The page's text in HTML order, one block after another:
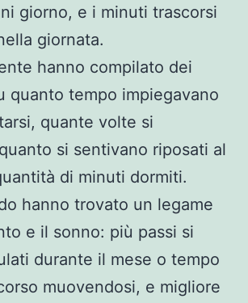
giorno, e i minuti trascorsi
giornata.
hanno compilato dei
quanto tempo impiegavano
quante volte si
si sentivano riposati al
di minuti dormiti.
hanno trovato un legame
e il sonno: più passi si
durante il mese o tempo
muovendosi, e migliore